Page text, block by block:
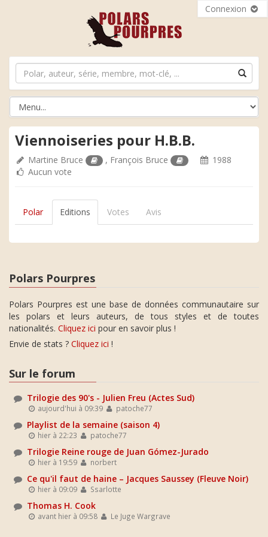
Connexion
Viennoiseries pour H.B.B.
Martine Bruce , François Bruce
1988
Aucun vote
Polar Editions Votes Avis
Polars Pourpres
Polars Pourpres est une base de données communautaire sur
les polars et leurs auteurs, de tous styles et de toutes
nationalités. Cliquez ici pour en savoir plus !
Envie de stats ? Cliquez ici !
Sur le forum
Trilogie des 90's - Julien Freu (Actes Sud)
aujourd'hui à 09:39 patoche77
Playlist de la semaine (saison 4)
hier à 22:23 patoche77
Trilogie Reine rouge de Juan Gómez-Jurado
hier à 19:59 norbert
Ce qu'il faut de haine – Jacques Saussey (Fleuve Noir)
hier à 09:09 Ssarlotte
Thomas H. Cook
avant hier à 09:58 Le Juge Wargrave